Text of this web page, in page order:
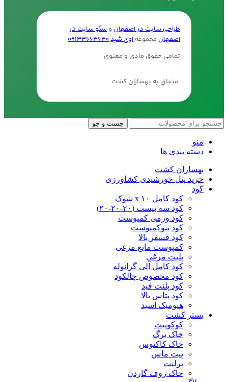
طراحی سایت در اصفهان و سئو سایت در
اصفهان مجموعه اوج شید09133663640
تمامی حقوق مادی و معنوی
متعلق به بهسازان کشت
جست و جو
منو
دسته بندی ها
بهسازان کشت
خرید پنل خورشیدی کشاورزی
کود
کود کامل ۱۰ x شوک
کود سه بیست (۲۰-۲۰-۲۰)
کود ورمی کمپوست
کود بیوکمپوست
کود فسفر بالا
کمپوست مایع مرغی
پلیت مرغی
کود کامل آلی گرانوله
کود مخصوص چالکود
کود پلنت فید
کود پتاس بالا
هیومیک اسید
بستر کشت
کوکوپیت
خاک برگ
خاک کاکتوس
پیت ماس
پرلیت
خاک روف گاردن